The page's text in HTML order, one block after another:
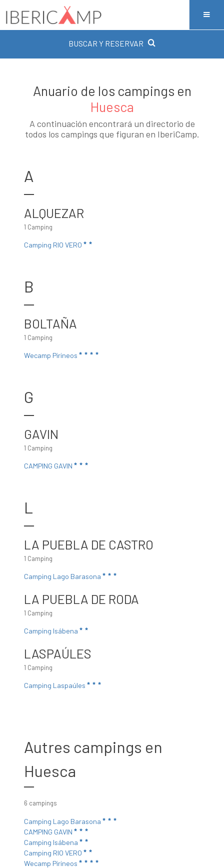
BUSCAR Y RESERVAR
Anuario de los campings en
Huesca
A continuación encontrará un directorio de
todos los campings que figuran en IberiCamp.
A
ALQUEZAR
1 Camping
Camping RIO VERO
B
BOLTAÑA
1 Camping
Wecamp Pirineos
G
GAVIN
1 Camping
CAMPING GAVIN
L
LA PUEBLA DE CASTRO
1 Camping
Camping Lago Barasona
LA PUEBLA DE RODA
1 Camping
Camping Isábena
LASPAÚLES
1 Camping
Camping Laspaúles
Autres campings en
Huesca
6 campings
Camping Lago Barasona
CAMPING GAVIN
Camping Isábena
Camping RIO VERO
Wecamp Pirineos